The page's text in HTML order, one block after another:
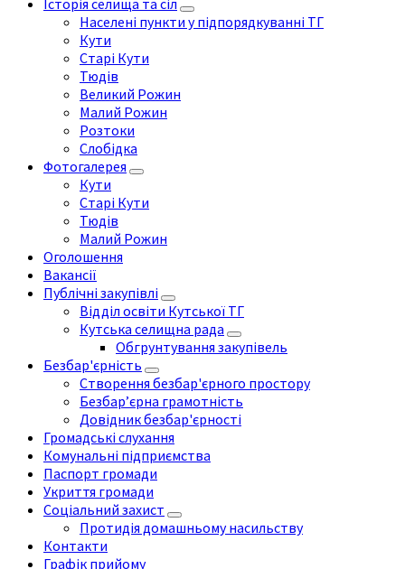
Історія селища та сіл
Населені пункти у підпорядкуванні ТГ
Кути
Старі Кути
Тюдів
Великий Рожин
Малий Рожин
Розтоки
Слобідка
Фотогалерея
Кути
Старі Кути
Тюдів
Малий Рожин
Оголошення
Вакансії
Публічні закупівлі
Відділ освіти Кутської ТГ
Кутська селищна рада
Обгрунтування закупівель
Безбар'єрність
Створення безбар'єрного простору
Безбар’єрна грамотність
Довідник безбар'єрності
Громадські слухання
Комунальні підприємства
Паспорт громади
Укриття громади
Соціальний захист
Протидія домашньому насильству
Контакти
Графік прийому